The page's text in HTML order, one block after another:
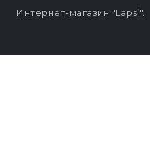
Интернет-магазин "Lapsi".